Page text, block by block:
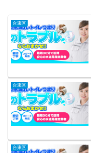
台東区
台東区
台東区